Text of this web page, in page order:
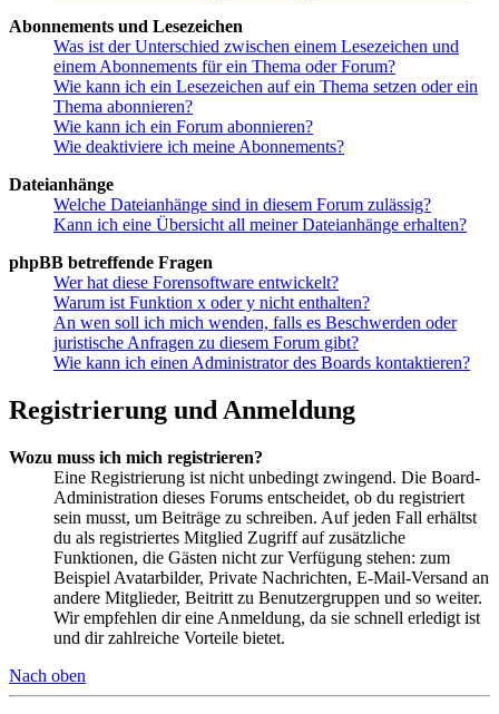
Abonnements und Lesezeichen
Was ist der Unterschied zwischen einem Lesezeichen und
einem Abonnements für ein Thema oder Forum?
Wie kann ich ein Lesezeichen auf ein Thema setzen oder ein
Thema abonnieren?
Wie kann ich ein Forum abonnieren?
Wie deaktiviere ich meine Abonnements?
Dateianhänge
Welche Dateianhänge sind in diesem Forum zulässig?
Kann ich eine Übersicht all meiner Dateianhänge erhalten?
phpBB betreffende Fragen
Wer hat diese Forensoftware entwickelt?
Warum ist Funktion x oder y nicht enthalten?
An wen soll ich mich wenden, falls es Beschwerden oder
juristische Anfragen zu diesem Forum gibt?
Wie kann ich einen Administrator des Boards kontaktieren?
Registrierung und Anmeldung
Wozu muss ich mich registrieren?
Eine Registrierung ist nicht unbedingt zwingend. Die Board-
Administration dieses Forums entscheidet, ob du registriert
sein musst, um Beiträge zu schreiben. Auf jeden Fall erhältst
du als registriertes Mitglied Zugriff auf zusätzliche
Funktionen, die Gästen nicht zur Verfügung stehen: zum
Beispiel Avatarbilder, Private Nachrichten, E-Mail-Versand an
andere Mitglieder, Beitritt zu Benutzergruppen und so weiter.
Wir empfehlen dir eine Anmeldung, da sie schnell erledigt ist
und dir zahlreiche Vorteile bietet.
Nach oben